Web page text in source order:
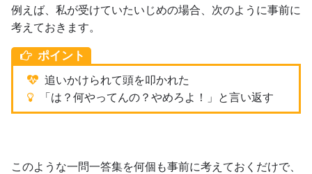
例えば、私が受けていたいじめの場合、次のように事前に
考えておきます。
ポイント
追いかけられて頭を叩かれた
「は？何やってんの？やめろよ！」と言い返す
このような一問一答集を何個も事前に考えておくだけで、